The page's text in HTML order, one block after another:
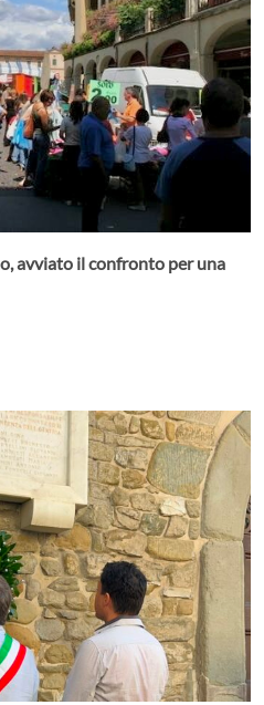
avviato il confronto per una